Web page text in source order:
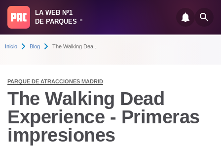
LA WEB Nº1
DE PARQUES
®
Inicio Blog The Walking Dea...
PARQUE DE ATRACCIONES MADRID
The Walking Dead
Experience - Primeras
impresiones